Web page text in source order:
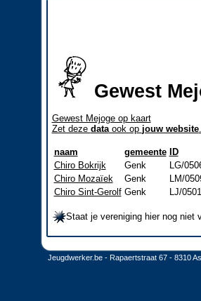
Gewest
Gewest Mejoge op kaart
Zet deze dataook op jouw website.
naam gemeente ID
Chiro Bokrijk
Genk
LG/
Chiro Mozaïek
Genk
LM/
Chiro Sint-Gerolf Genk LJ/0501
Staat je vereniging hier nog niet
Jeugdwerker.be - Rapaertstraat 67 - 8310